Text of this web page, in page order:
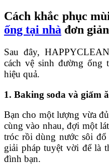
Cách khắc phục
ống tại nhà đơn
Sau đây, HAPPYCLEAN
cách vệ sinh đường ống
hiệu quả.
1. Baking soda và giấm
Bạn cho một lượng vừa
cùng vào nhau, đợi một
tróc rồi dùng nước sôi
giải pháp tuyệt vời để là
đình bạn.